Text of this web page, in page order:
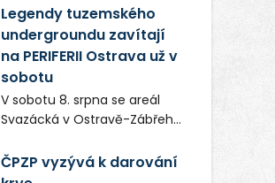
vůní, chutí a poctivých
lokálních výrobků. Trhy, co se
hledají tentokrát nabídnou
více než čtyřicet pečlivě
vybraných stánků s kvalitní
gastronomií, farmářskými
produkty, designem i
Návštěvníci se mohou těšit
Legendy tuzemského
undergroundu zavítají
na PERIFERII Ostrava už v
sobotu
V sobotu 8. srpna se areál
Svazácká v Ostravě-Zábřehu
undergroundové a
alternativní hudby. Uskuteční
ČPZP vyzývá k darování